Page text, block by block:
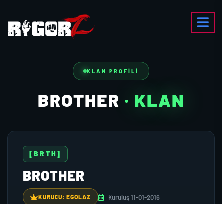
KLAN PROFILI
BROTHER · KLAN
[BRTH]
BROTHER
KURUCU: EGOLAZ Kuruluş 11-01-2016